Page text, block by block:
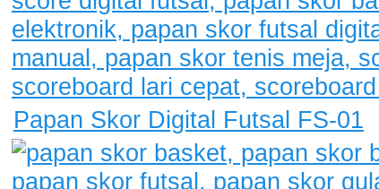
Papan Skor Digital Futsal FS-01